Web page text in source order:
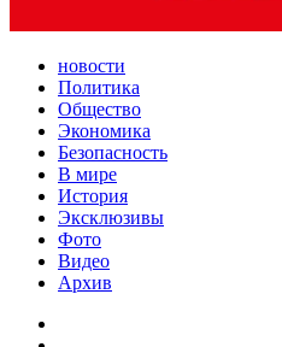
новости
Политика
Общество
Экономика
Безопасность
В мире
История
Эксклюзивы
Фото
Видео
Архив